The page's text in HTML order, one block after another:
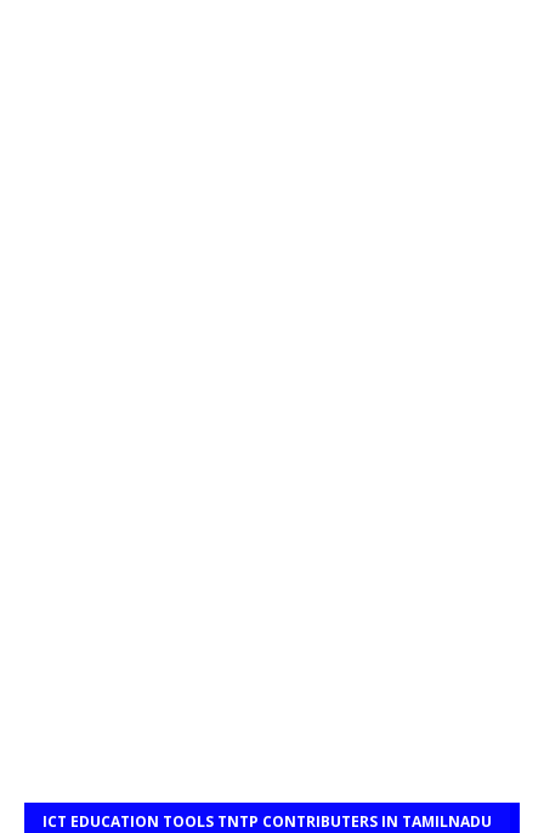
ICT EDUCATION TOOLS TNTP CONTRIBUTERS IN TAMILNADU